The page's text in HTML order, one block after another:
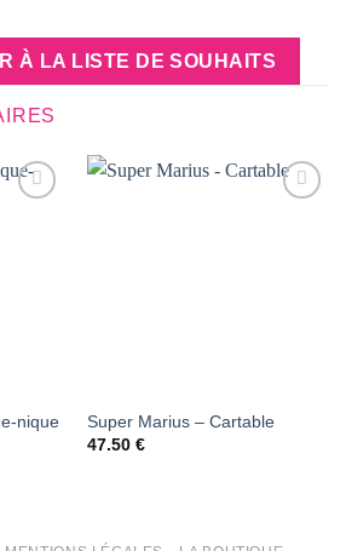
À LA LISTE DE SOUHAITS
nique
Super Marius – Cartable
47.50 €